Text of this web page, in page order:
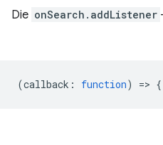
Die onSearch.addListener
(callback : function) =>